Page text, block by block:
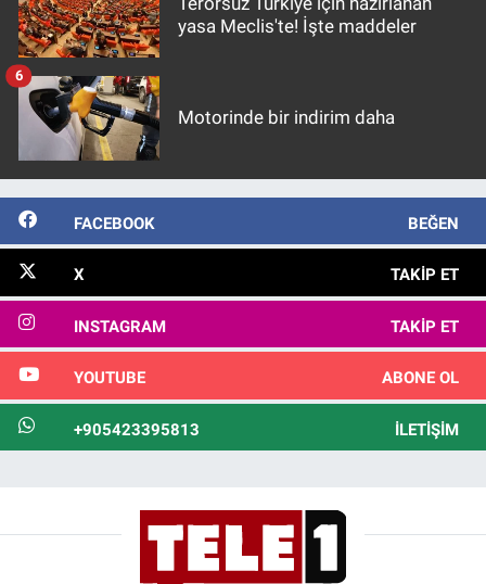
yasa Meclis'te! İşte maddeler
Motorinde bir indirim daha
6
FACEBOOK BEĞEN
X TAKIP ET
INSTAGRAM TAKIP ET
YOUTUBE ABONE OL
+905423395813 İLETIŞIM